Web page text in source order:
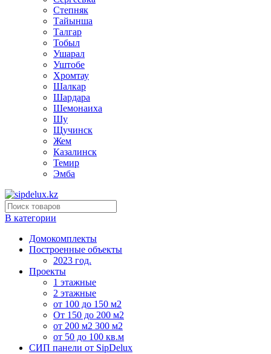
Степняк
Тайынша
Талгар
Тобыл
Ушарал
Уштобе
Хромтау
Шалкар
Шардара
Шемонаиха
Шу
Щучинск
Жем
Казалинск
Темир
Эмба
В категории
Домокомплекты
Построенные объекты
2023 год.
Проекты
1 этажные
2 этажные
от 100 до 150 м2
От 150 до 200 м2
от 200 м2 300 м2
от 50 до 100 кв.м
СИП панели от SipDelux